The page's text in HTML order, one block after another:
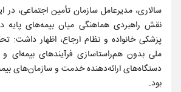
سالاری، مدیرعامل سازمان تأمین اجتماعی،
نقش راهبردی هماهنگی میان بیمه‌های پایه
پزشکی خانواده و نظام ارجاع، اظهار داشت:
ملی بدون هم‌راستاسازی فرآیندهای بیمه‌ای
دستگاه‌های ارائه‌دهنده خدمت و سازمان‌های
بود.